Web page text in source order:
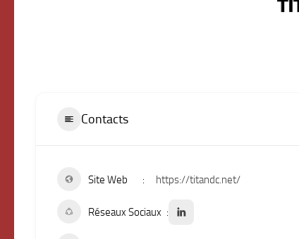
Contacts
Site Web https://titandc.net/
Réseaux Sociaux